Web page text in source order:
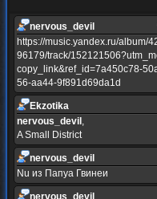
nеrvous_dеvil
https://music.yandex.ru/album/
96179/track/
copy_link&ref_id=7a450c78-
56-aa44-9f891d69da1d
Ekzotika
nеrvous_dеvil ,
A Small District
nеrvous_dеvil
Nu из Папуа Гвинеи
nеrvous_dеvil